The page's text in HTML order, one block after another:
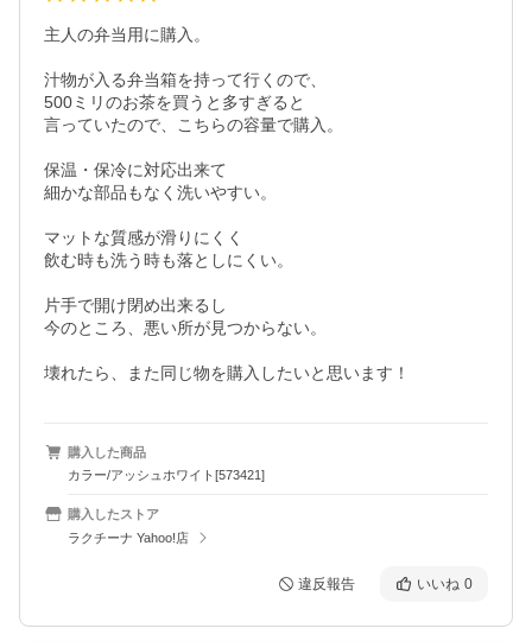
主人の弁当用に購入。
汁物が入る弁当箱を持って行くので、
500ミリのお茶を買うと多すぎると
言っていたので、こちらの容量で購入。
保温・保冷に対応出来て
細かな部品もなく洗いやすい。
マットな質感が滑りにくく
飲む時も洗う時も落としにくい。
片手で開け閉め出来るし
今のところ、悪い所が見つからない。
購入した商品
カラー/アッシュホワイト[573421]
購入したストア
ラクチーナ Yahoo!店
違反報告 いいね 0